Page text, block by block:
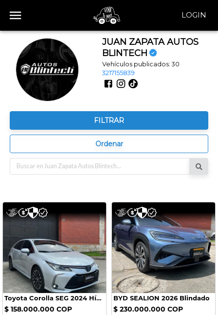
LOGIN
JUAN ZAPATA AUTOS
BLINTECH
Vehículos publicados:30
3217155839
FILTRAR
Ordenar
Toyota Corolla SEG 2024 Híbrido Blindado
$ 158.000.000 COP
BYD SEALION 2026 Blindado
$ 230.000.000 COP